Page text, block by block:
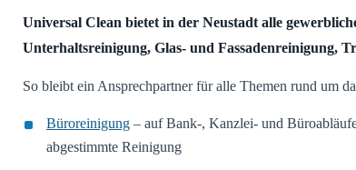
Universal Clean bietet in der Neustadt alle
Unterhaltsreinigung, Glas- und Fassadenreinigung,
So bleibt ein Ansprechpartner für alle Themen rund um
Büroreinigung – auf Bank-, Kanzlei- und
abgestimmte Reinigung